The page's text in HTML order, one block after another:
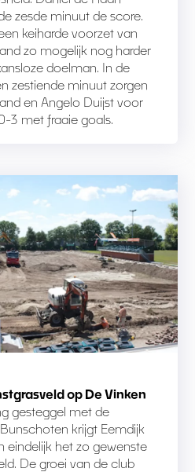
zesde minuut de score.
keiharde voorzet van
zo mogelijk nog harder
doelman. In de
zestiende minuut zorgen
en Angelo Duijst voor
3 met fraaie goals.
op De Vinken
gesteggel met de
krijgt Eemdijk
eindelijk het zo gewenste
De groei van de club